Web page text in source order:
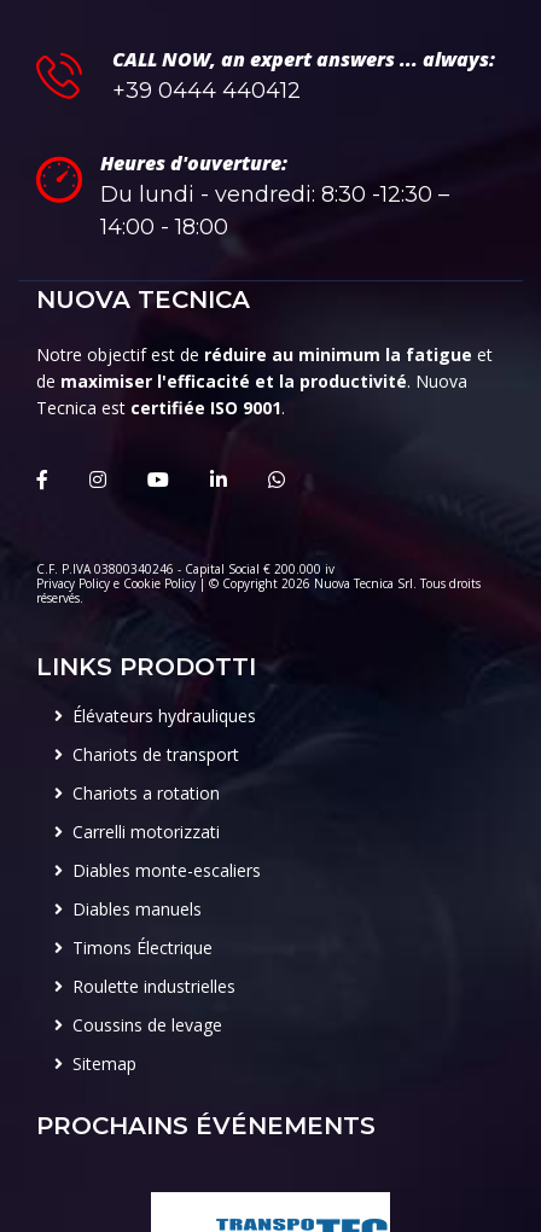
CALL NOW, an expert answers ... always:
+39 0444 440412
Heures d'ouverture:
Du lundi - vendredi: 8:30 -12:30 –
14:00 - 18:00
NUOVA TECNICA
Notre objectif est de réduire au minimum la fatigue et
de maximiser l'efficacité et la productivité. Nuova
Tecnica est certifiée ISO 9001.
C.F. P.IVA 03800340246 - Capital Social € 200.000 iv
Privacy Policy e Cookie Policy | © Copyright 2026 Nuova Tecnica Srl. Tous droits
réservés.
LINKS PRODOTTI
Élévateurs hydrauliques
Chariots de transport
Chariots a rotation
Carrelli motorizzati
Diables monte-escaliers
Diables manuels
Timons Électrique
Roulette industrielles
Coussins de levage
Sitemap
PROCHAINS ÉVÉNEMENTS